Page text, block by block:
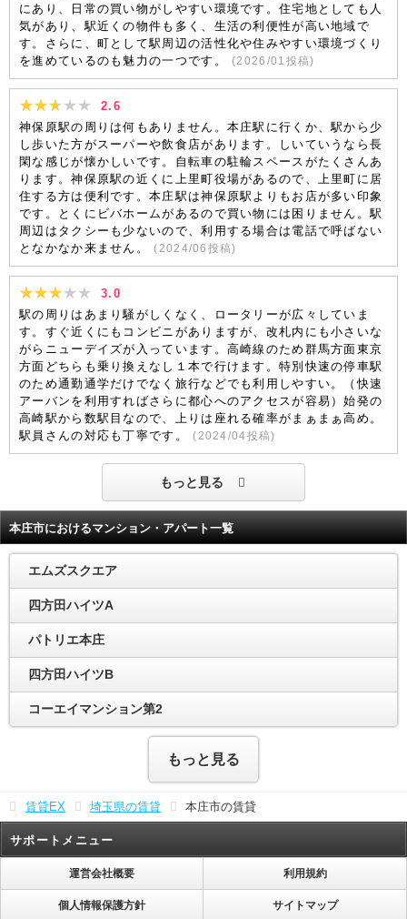
にあり、日常の買い物がしやすい環境です。住宅地としても人
気があり、駅近くの物件も多く、生活の利便性が高い地域で
す。さらに、町として駅周辺の活性化や住みやすい環境づくり
を進めているのも魅力の一つです。
(2026/01 投稿)
2.6
神保原駅の周りは何もありません。本庄駅に行くか、駅から少
し歩いた方がスーパーや飲食店があります。しいていうなら長
閑な感じが懐かしいです。自転車の駐輪スペースがたくさんあ
ります。神保原駅の近くに上里町役場があるので、上里町に居
住する方は便利です。本庄駅は神保原駅よりもお店が多い印象
です。とくにビバホームがあるので買い物には困りません。駅
周辺はタクシーも少ないので、利用する場合は電話で呼ばない
となかなか来ません。
(2024/06 投稿)
3.0
駅の周りはあまり騒がしくなく、ロータリーが広々していま
す。すぐ近くにもコンビニがありますが、改札内にも小さいな
がらニューデイズが入っています。高崎線のため群馬方面東京
方面どちらも乗り換えなし１本で行けます。特別快速の停車駅
のため通勤通学だけでなく旅行などでも利用しやすい。（快速
アーバンを利用すればさらに都心へのアクセスが容易）始発の
高崎駅から数駅目なので、上りは座れる確率がまぁまぁ高め。
駅員さんの対応も丁寧です。
(2024/04投稿)
もっと見る
本庄市におけるマンション・アパート一覧
エムズスクエア
四方田ハイツA
パトリエ本庄
四方田ハイツB
コーエイマンション第2
もっと見る
賃貸EX 埼玉県の賃貸 本庄市の賃貸
サポートメニュー
運営会社概要 利用規約
個人情報保護方針 サイトマップ